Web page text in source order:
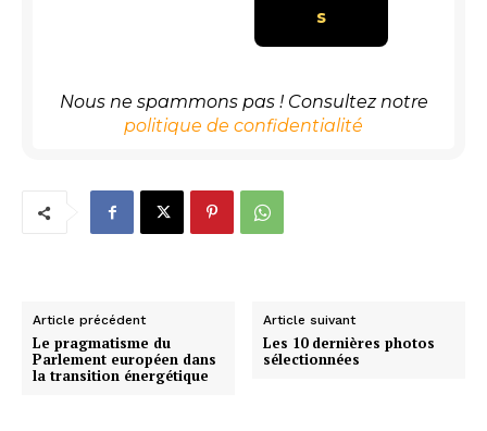
Nous ne spammons pas ! Consultez notre
politique de confidentialité
Article précédent
Le pragmatisme du
Parlement européen dans
la transition énergétique
Article suivant
Les 10 dernières photos
sélectionnées